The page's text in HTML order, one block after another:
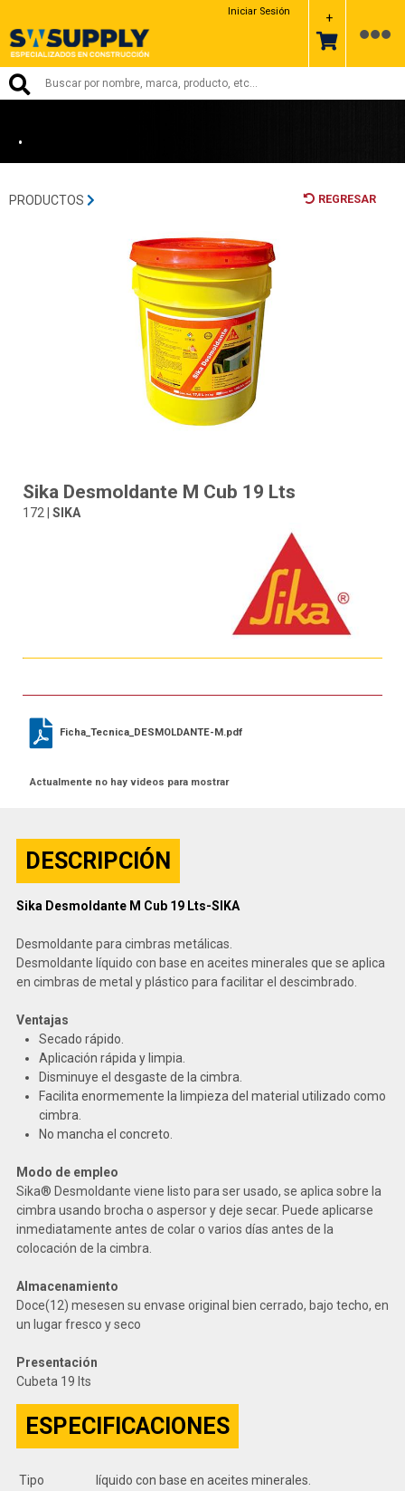
Iniciar Sesión +
•
PRODUCTOS REGRESAR
Sika Desmoldante M Cub 19 Lts
172 | SIKA
Ficha_Tecnica_DESMOLDANTE-M.pdf
Actualmente no hay videos para mostrar
DESCRIPCIÓN
Sika Desmoldante M Cub 19 Lts-SIKA
Desmoldante para cimbras metálicas.
Desmoldante líquido con base en aceites minerales que se aplica
en cimbras de metal y plástico para facilitar el descimbrado.
Ventajas
Secado rápido.
Aplicación rápida y limpia.
Disminuye el desgaste de la cimbra.
Facilita enormemente la limpieza del material utilizado como
cimbra.
No mancha el concreto.
Modo de empleo
Sika® Desmoldante viene listo para ser usado, se aplica sobre la
cimbra usando brocha o aspersor y deje secar. Puede aplicarse
inmediatamente antes de colar o varios días antes de la
colocación de la cimbra.
Almacenamiento
Doce(12) mesesen su envase original bien cerrado, bajo techo, en
un lugar fresco y seco
Presentación
Cubeta 19 lts
ESPECIFICACIONES
Tipo líquido con base en aceites minerales.